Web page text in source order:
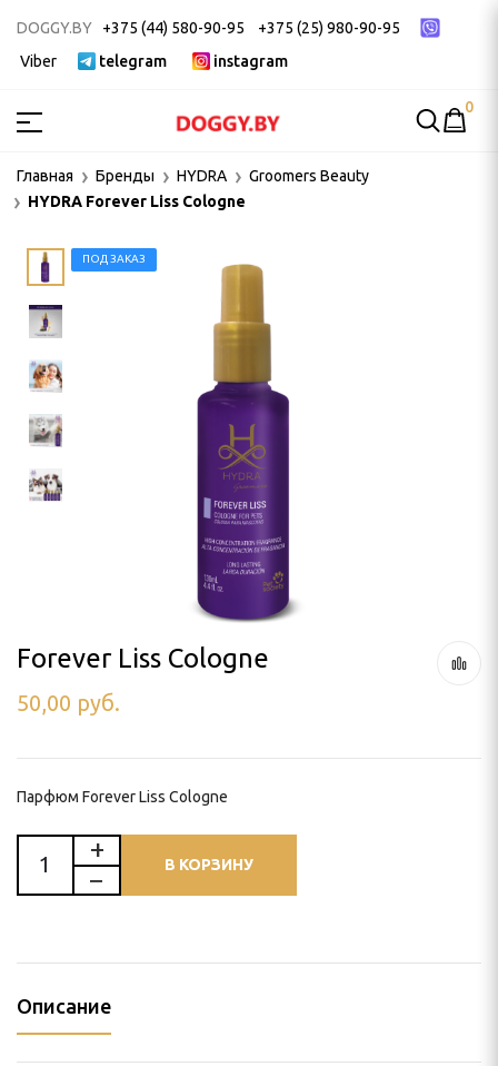
DOGGY.BY +375 (44) 580-90-95
+375 (25) 980-90-95
Viber
telegram instagram
ГРУМИНГА
0
Главная Бренды HYDRA
Groomers Beauty
HYDRA Forever Liss Cologne
ПОД ЗАКАЗ
Forever Liss Cologne
50,00 руб.
Парфюм Forever Liss Cologne
В КОРЗИНУ
Описание